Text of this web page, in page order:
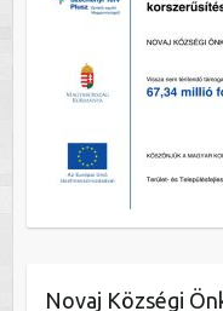
Novaj Községi